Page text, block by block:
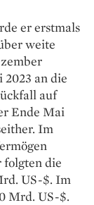
er erstmals
weite
2023 an die
auf
Ende Mai
Im
folgten die
US-$. Im
Mrd. US-$.